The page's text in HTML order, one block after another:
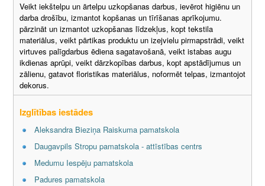
Veikt iekštelpu un ārtelpu uzkopšanas darbus, ievērot higiēnu un
darba drošību, izmantot kopšanas un tīrīšanas aprīkojumu.
pārzināt un izmantot uzkopšanas līdzekļus, kopt tekstila
materiālus, veikt pārtikas produktu un izejvielu pirmapstrādi, veikt
virtuves palīgdarbus ēdiena sagatavošanā, veikt istabas augu
ikdienas aprūpi, veikt dārzkopības darbus, kopt apstādījumus un
zālienu, gatavot floristikas materiālus, noformēt telpas, izmantojot
dekorus.
Izglītības iestādes
Aleksandra Bieziņa Raiskuma pamatskola
Daugavpils Stropu pamatskola - attīstības centrs
Medumu Iespēju pamatskola
Padures pamatskola